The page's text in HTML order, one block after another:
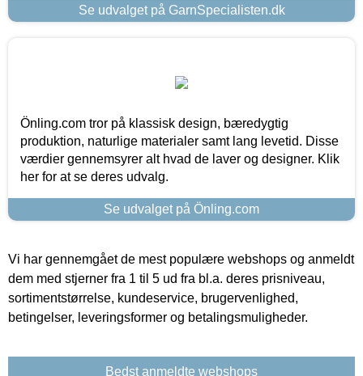
Se udvalget på GarnSpecialisten.dk
Önling.com tror på klassisk design, bæredygtig
produktion, naturlige materialer samt lang levetid. Disse
værdier gennemsyrer alt hvad de laver og designer. Klik
her for at se deres udvalg.
Se udvalget på Önling.com
Vi har gennemgået de mest populære webshops og anmeldt
dem med stjerner fra 1 til 5 ud fra bl.a. deres prisniveau,
sortimentstørrelse, kundeservice, brugervenlighed,
betingelser, leveringsformer og betalingsmuligheder.
Bedst anmeldte webshops